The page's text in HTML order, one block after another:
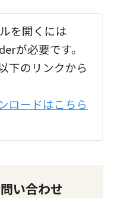
を開くには
が必要です。
下のリンクから
ロードはこちら
い合わせ